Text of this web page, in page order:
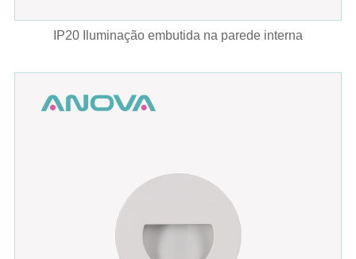
IP20 Iluminação embutida na parede interna